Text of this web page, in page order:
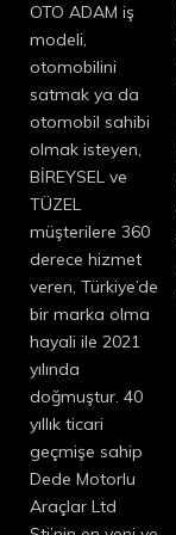
OTO ADAM iş
modeli,
otomobilini
satmak ya da
otomobil sahibi
olmak isteyen,
BİREYSEL ve
TÜZEL
müşterilere 360
derece hizmet
veren, Türkiye’de
bir marka olma
hayali ile 2021
yılında
doğmuştur. 40
yıllık ticari
geçmişe sahip
Dede Motorlu
Araçlar Ltd